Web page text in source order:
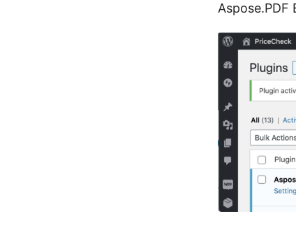
Aspose.PDF